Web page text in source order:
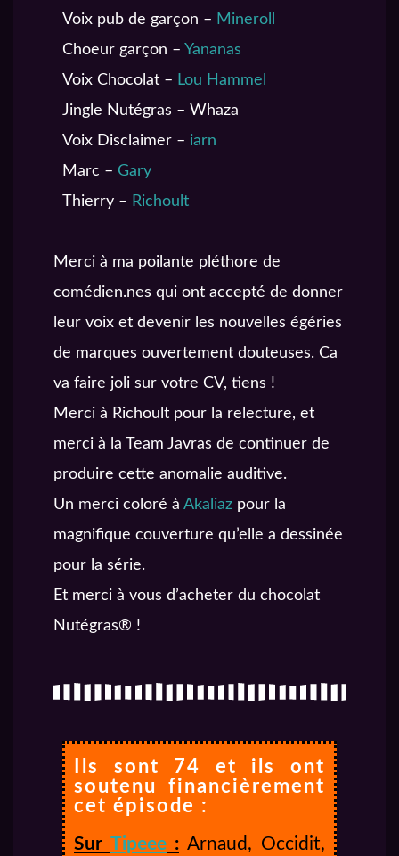
Voix pub de garçon – Mineroll
Choeur garçon – Yananas
Voix Chocolat – Lou Hammel
Jingle Nutégras – Whaza
Voix Disclaimer – iarn
Marc – Gary
Thierry – Richoult
Merci à ma poilante pléthore de
comédien.nes qui ont accepté de donner
leur voix et devenir les nouvelles égéries
de marques ouvertement douteuses. Ca
va faire joli sur votre CV, tiens !
Merci à Richoult pour la relecture, et
merci à la Team Javras de continuer de
produire cette anomalie auditive.
Un merci coloré à Akaliaz pour la
magnifique couverture qu’elle a dessinée
pour la série.
Et merci à vous d’acheter du chocolat
Nutégras® !
Ils sont 74 et ils ont
soutenu financièrement
cet épisode :
Sur Tipeee : Arnaud, Occidit,